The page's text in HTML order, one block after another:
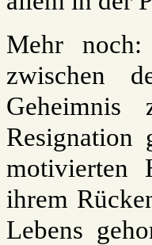
Mehr
zwischen
Resignation
motivierten
ihrem
Lebens